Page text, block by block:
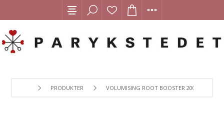
PRODUKTER VOLUMISING ROOT BOOSTER 200 ML